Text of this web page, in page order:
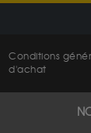
Conditions
d'achat